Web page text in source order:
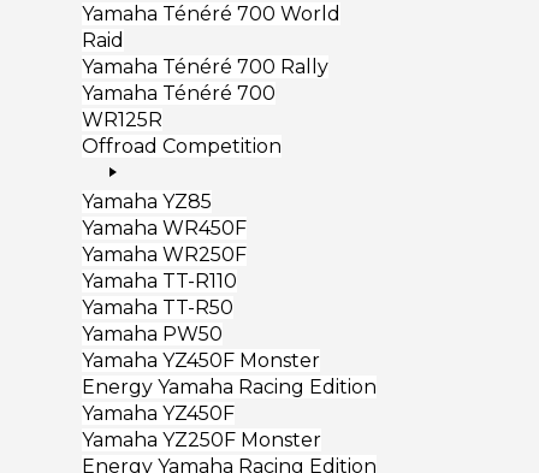
Yamaha Ténéré 700 World
Raid
Yamaha Ténéré 700 Rally
Yamaha Ténéré 700
WR125R
Offroad Competition
Yamaha YZ85
Yamaha WR450F
Yamaha WR250F
Yamaha TT-R110
Yamaha TT-R50
Yamaha PW50
Yamaha YZ450F Monster
Energy Yamaha Racing Edition
Yamaha YZ450F
Yamaha YZ250F Monster
Energy Yamaha Racing Edition